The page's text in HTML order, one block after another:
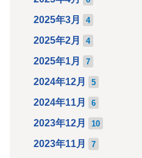
2025年3月 4
2025年2月 4
2025年1月 7
2024年12月 5
2024年11月 6
2023年12月 10
2023年11月 7